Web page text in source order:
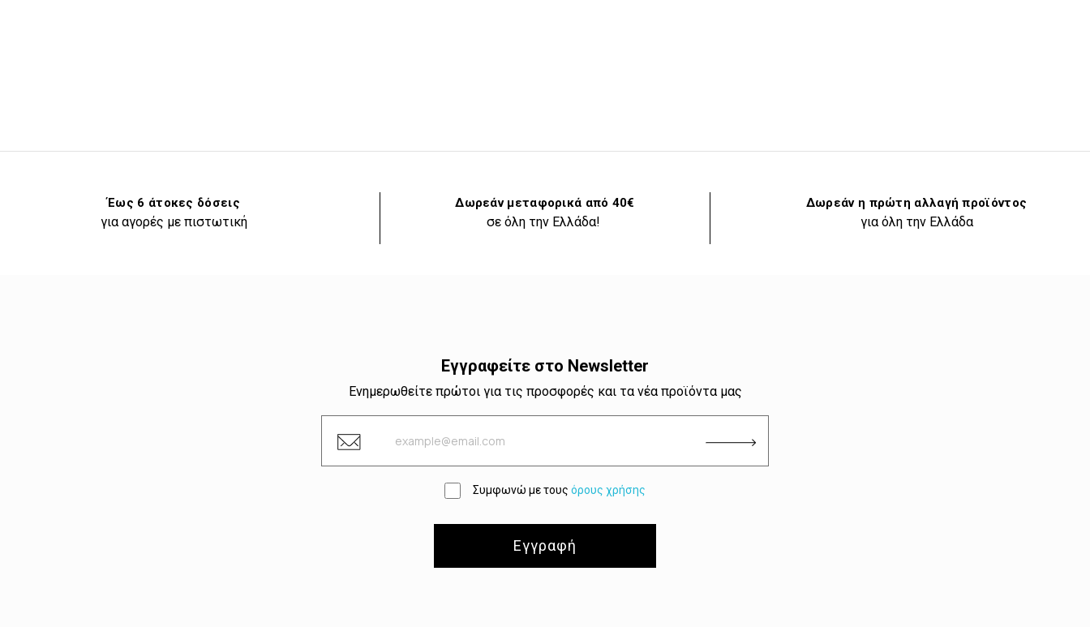
Έως 6 άτοκες δόσεις
για αγορές με πιστωτική
Δωρεάν μεταφορικά από 40€
σε όλη την Ελλάδα!
Δωρεάν η πρώτη αλλαγή προϊόντος
για όλη την Ελλάδα
Εγγραφείτε στο Newsletter
Ενημερωθείτε πρώτοι για τις προσφορές και τα νέα προϊόντα μας
Συμφωνώ με τους όρους χρήσης
Εγγραφή